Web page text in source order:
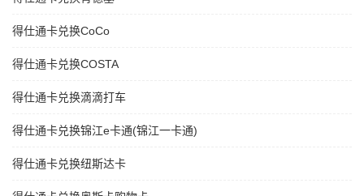
得仕通卡兑换CoCo
得仕通卡兑换COSTA
得仕通卡兑换滴滴打车
得仕通卡兑换锦江e卡通(锦江一卡通)
得仕通卡兑换纽斯达卡